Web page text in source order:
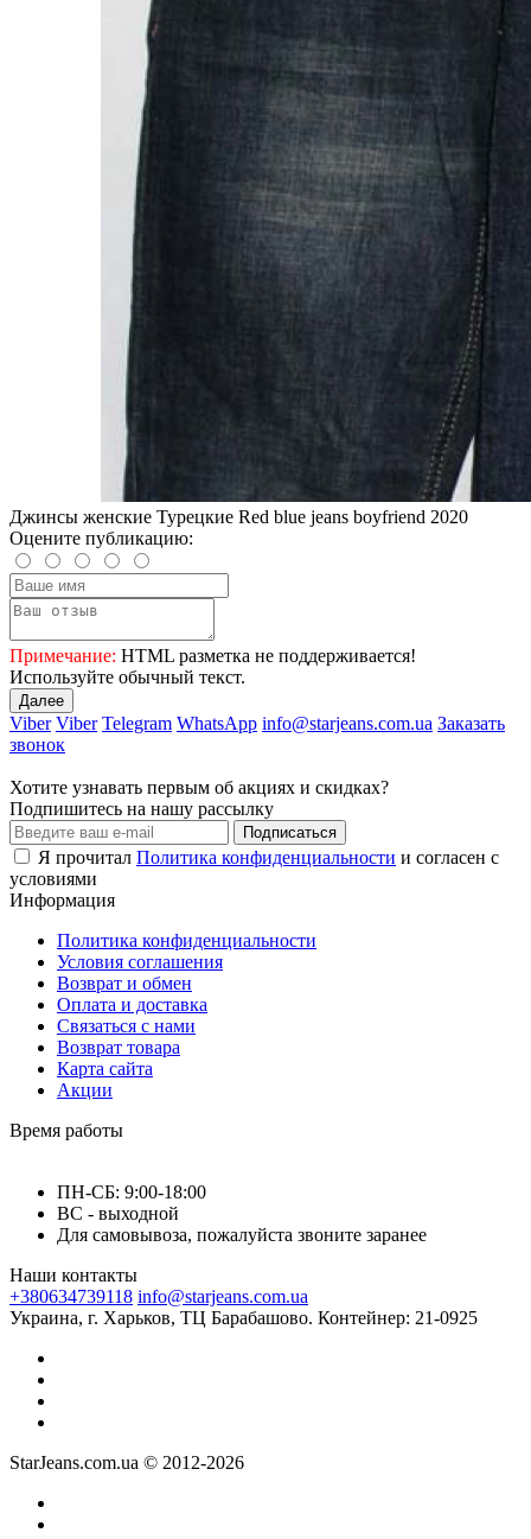
Джинсы женские Турецкие Red blue jeans boyfriend 2020
Оцените публикацию:
Примечание: HTML разметка не поддерживается!
Используйте обычный текст.
Далее
Viber Viber Telegram WhatsApp info@starjeans.com.ua Заказать
звонок
Хотите узнавать первым об акциях и скидках?
Подпишитесь на нашу рассылку
Подписаться
Я прочитал Политика конфиденциальности и согласен с
условиями
Информация
Политика конфиденциальности
Условия соглашения
Возврат и обмен
Оплата и доставка
Связаться с нами
Возврат товара
Карта сайта
Акции
Время работы
ПН-СБ: 9:00-18:00
ВС - выходной
Для самовывоза, пожалуйста звоните заранее
Наши контакты
+380634739118 info@starjeans.com.ua
Украина, г. Харьков, ТЦ Барабашово. Контейнер: 21-0925
StarJeans.com.ua © 2012-2026